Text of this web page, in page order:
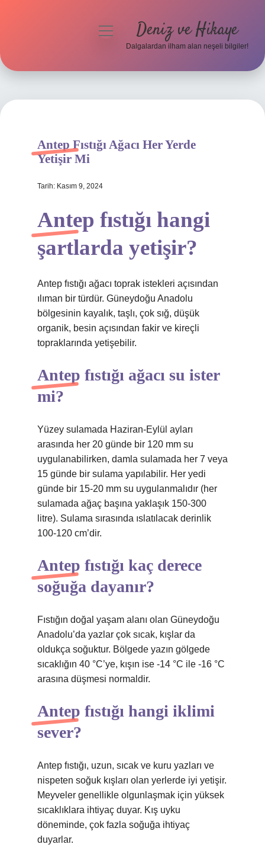
Hakkımızda
menüyü
Deniz ve Hikaye
Dalgalardan ilham alan neşeli bilgiler!
Antep Fıstığı Ağacı Her Yerde
Yetişir Mi
Tarih: Kasım 9, 2024
Antep fıstığı hangi
şartlarda yetişir?
Antep fıstığı ağacı toprak istekleri açısından
ılıman bir türdür. Güneydoğu Anadolu
bölgesinin kayalık, taşlı, çok sığ, düşük
organik, besin açısından fakir ve kireçli
topraklarında yetişebilir.
Antep fıstığı ağacı su ister
mi?
Yüzey sulamada Haziran-Eylül ayları
arasında her 20 günde bir 120 mm su
uygulanabilirken, damla sulamada her 7 veya
15 günde bir sulama yapılabilir. Her yedi
günde bir 15-20 mm su uygulanmalıdır (her
sulamada ağaç başına yaklaşık 150-300
litre). Sulama sırasında ıslatılacak derinlik
100-120 cm’dir.
Antep fıstığı kaç derece
soğuğa dayanır?
Fıstığın doğal yaşam alanı olan Güneydoğu
Anadolu’da yazlar çok sıcak, kışlar da
oldukça soğuktur. Bölgede yazın gölgede
sıcaklığın 40 °C’ye, kışın ise -14 °C ile -16 °C
arasına düşmesi normaldir.
Antep fıstığı hangi iklimi
sever?
Antep fıstığı, uzun, sıcak ve kuru yazları ve
nispeten soğuk kışları olan yerlerde iyi yetişir.
Meyveler genellikle olgunlaşmak için yüksek
sıcaklıklara ihtiyaç duyar. Kış uyku
döneminde, çok fazla soğuğa ihtiyaç
duyarlar.